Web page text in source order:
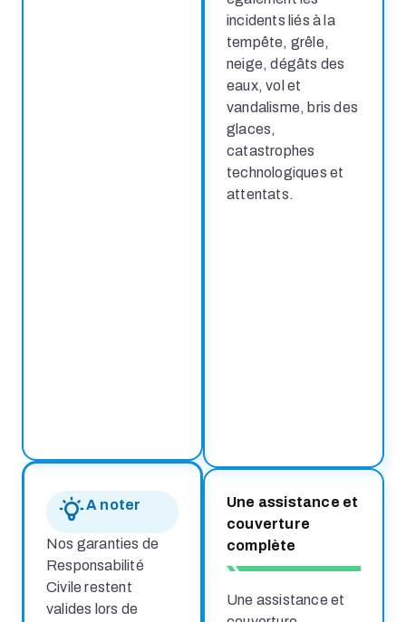
A noter
Nos garanties de
Responsabilité
Civile restent
valides lors de
incidents liés à la
tempête, grêle,
neige, dégâts des
eaux, vol et
vandalisme, bris des
glaces,
catastrophes
technologiques et
attentats.
Une assistance et
couverture
complète
Une assistance et